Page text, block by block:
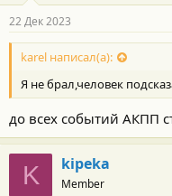
22 Дек 2023
karel написал(а):
Я не брал,человек
до всех событий АКПП
K kipeka
Member